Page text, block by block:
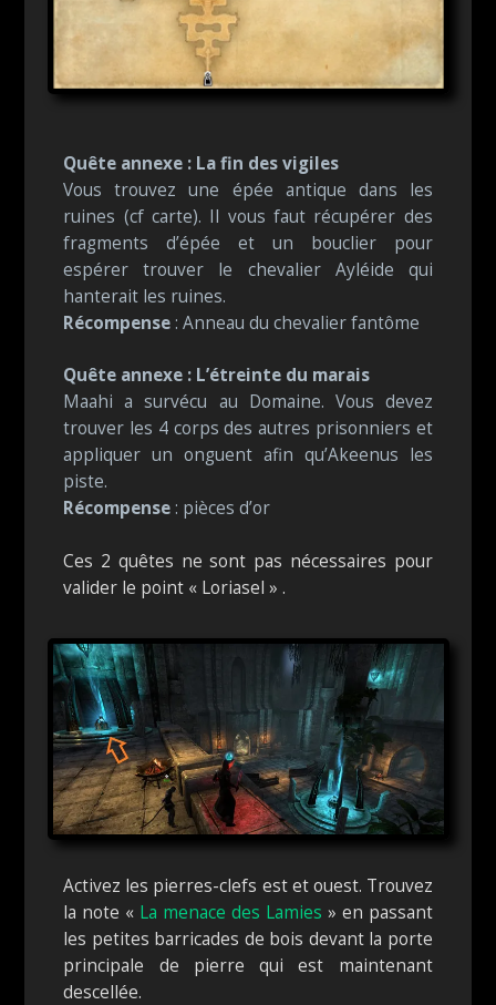
Quête annexe : La fin des vigiles
Vous trouvez une épée antique dans les
ruines (cf carte). Il vous faut récupérer des
fragments d’épée et un bouclier pour
espérer trouver le chevalier Ayléide qui
hanterait les ruines.
Récompense: Anneau du chevalier fantôme
Quête annexe : L’étreinte du marais
Maahi a survécu au Domaine. Vous devez
trouver les 4 corps des autres prisonniers et
appliquer un onguent afin qu’Akeenus les
piste.
Récompense: pièces d’or
Ces 2 quêtes ne sont pas nécessaires pour
valider le point « Loriasel » .
Activez les pierres-clefs est et ouest. Trouvez
la note « La menace des Lamies » en passant
les petites barricades de bois devant la porte
principale de pierre qui est maintenant
descellée.